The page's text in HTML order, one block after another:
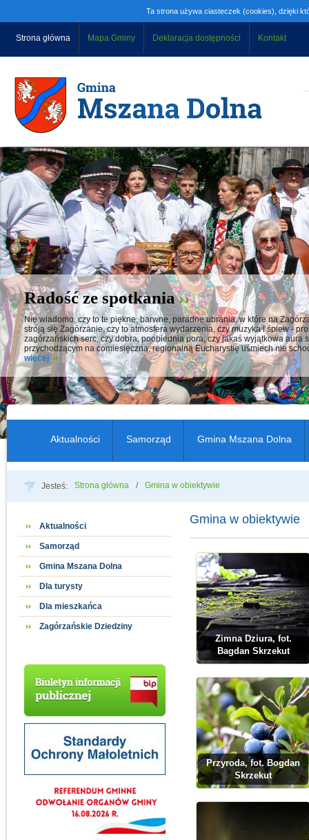
Ta strona używa ciasteczek (cookies), dzięki
Strona główna Mapa Gminy Deklaracja dostępności Kontakt
Radość ze spotkania
Nie wiadomo, czy to te piękne, barwne, paradne ubrania, w które na
stroją się Zagórzanie, czy to atmosfera wydarzenia, czy muzyka i śpiew -
zagórzańskich serc, czy dobra, poobiednia pora, czy jakaś wyjątkowa aura
przychodzącym na comiesięczną, regionalną Eucharystię uśmiech nie
więcej
Aktualności Samorząd Gmina Mszana Dolna
Jesteś: Strona główna Gmina w obiektywie
Aktualności
Samorząd
Gmina Mszana Dolna
Dla turysty
Dla mieszkańca
Zagórzańskie Dziedziny
Gmina w obiektywie
Zimna Dziura, fot.
Bagdan Skrzekut
Przyroda, fot. Bogdan
Skrzekut